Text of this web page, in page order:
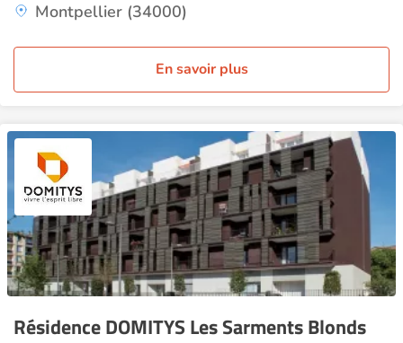
Montpellier (34000)
En savoir plus
Résidence DOMITYS Les Sarments Blonds